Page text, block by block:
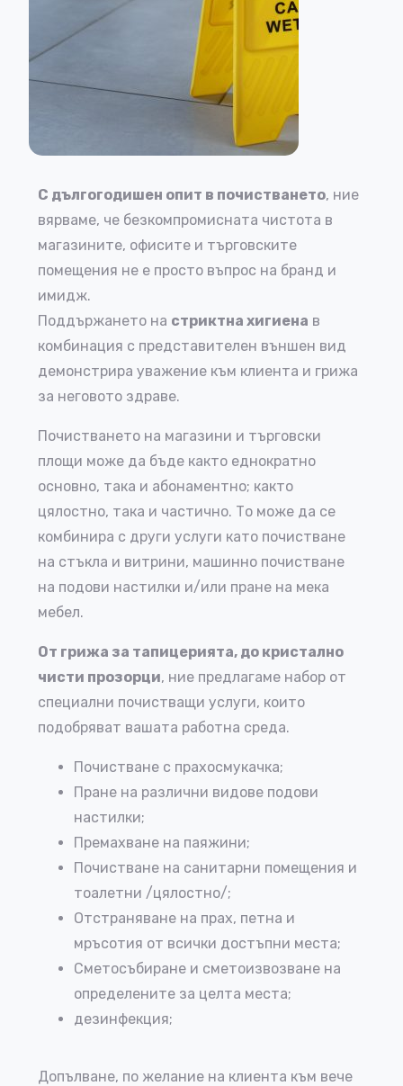
С дългогодишен опит в почистването, ние
вярваме, че безкомпромисната чистота в
магазините, офисите и търговските
помещения не е просто въпрос на бранд и
имидж.
Поддържането на стриктна хигиена в
комбинация с представителен външен вид
демонстрира уважение към клиента и грижа
за неговото здраве.
Почистването на магазини и търговски
площи може да бъде както еднократно
основно, така и абонаментно; както
цялостно, така и частично. То може да се
комбинира с други услуги като почистване
на стъкла и витрини, машинно почистване
на подови настилки и/или пране на мека
мебел.
От грижа за тапицерията, до кристално
чисти прозорци, ние предлагаме набор от
специални почистващи услуги, които
подобряват вашата работна среда.
Почистване с прахосмукачка;
Пране на различни видове подови
настилки;
Премахване на паяжини;
Почистване на санитарни помещения и
тоалетни /цялостно/;
Отстраняване на прах, петна и
мръсотия от всички достъпни места;
Сметосъбиране и сметоизвозване на
определените за целта места;
дезинфекция;
Допълване, по желание на клиента към вече